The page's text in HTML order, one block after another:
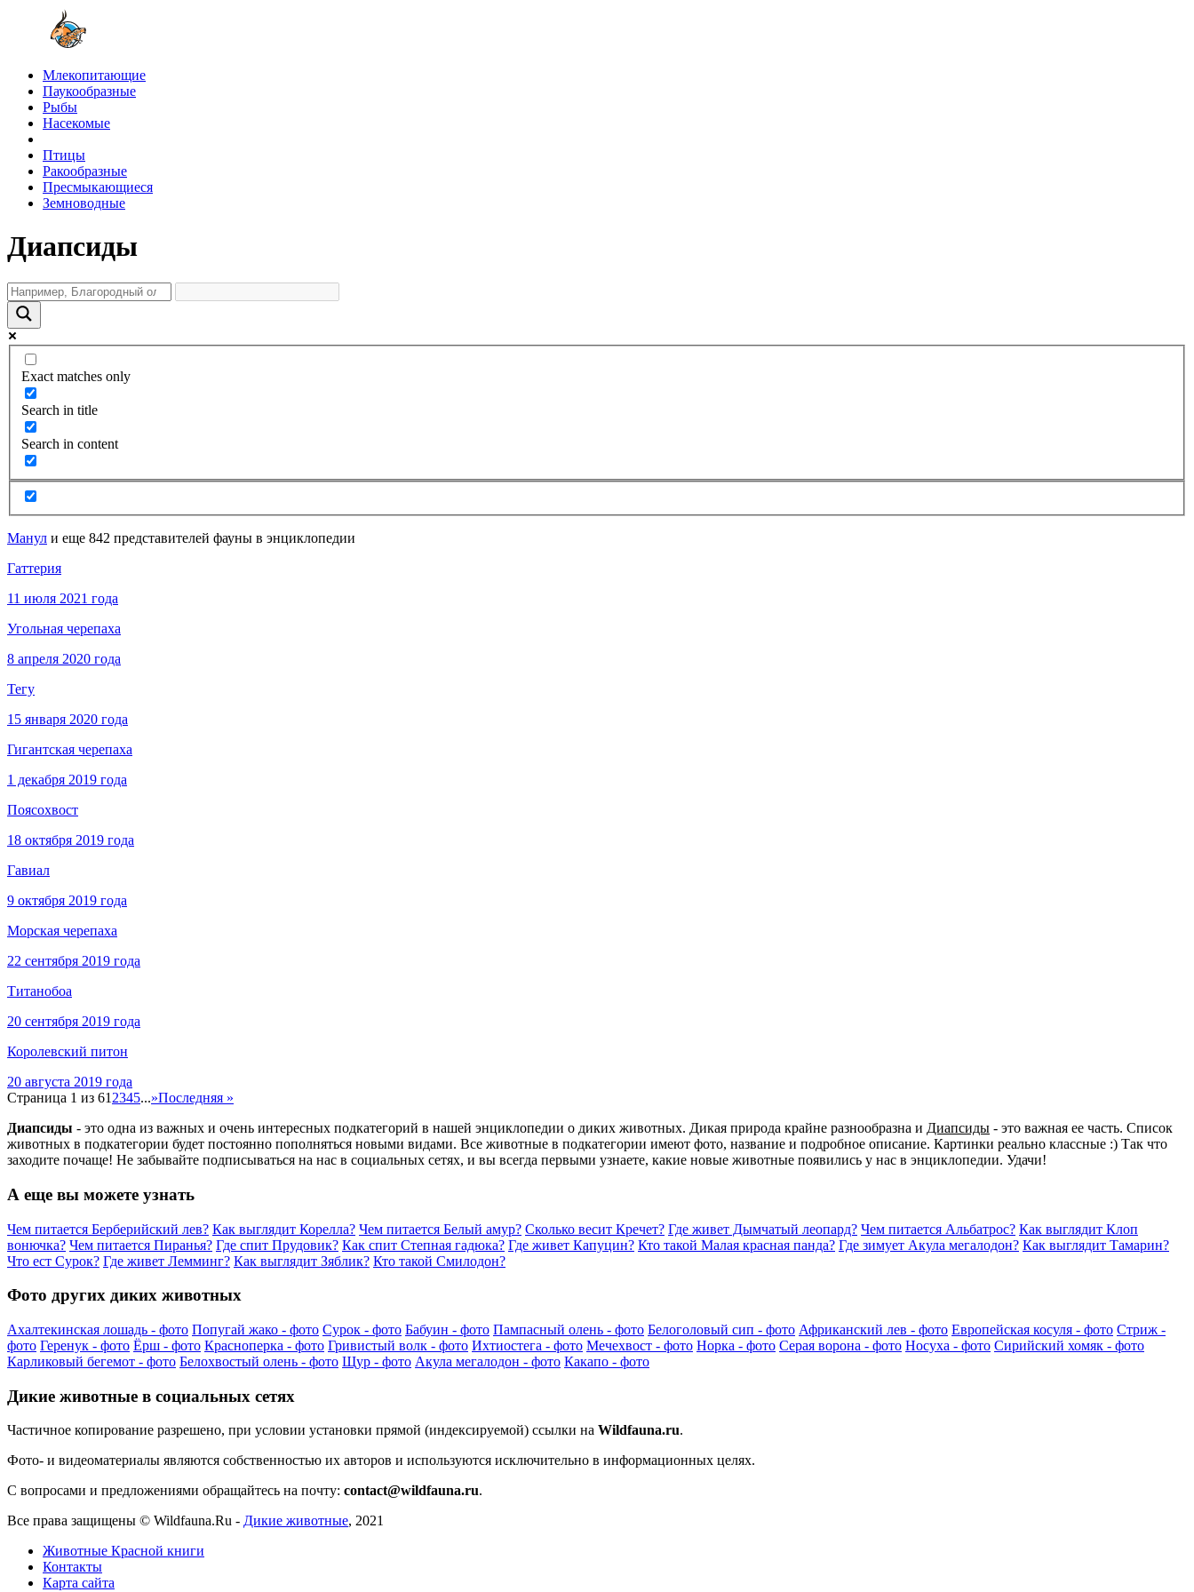
Млекопитающие
Паукообразные
Рыбы
Насекомые
Птицы
Ракообразные
Пресмыкающиеся
Земноводные
Диапсиды
Exact matches only
Search in title
Search in content
Манул и еще 842 представителей фауны в энциклопедии
Гаттерия
11 июля 2021 года
Угольная черепаха
8 апреля 2020 года
Тегу
15 января 2020 года
Гигантская черепаха
1 декабря 2019 года
Поясохвост
18 октября 2019 года
Гавиал
9 октября 2019 года
Морская черепаха
22 сентября 2019 года
Титанобоа
20 сентября 2019 года
Королевский питон
20 августа 2019 года
Страница 1 из 61 2345...»Последняя »
Диапсиды - это одна из важных и очень интересных подкатегорий в нашей энциклопедии о диких животных. Дикая природа крайне разнообразна и Диапсиды - это важная ее часть. Список
животных в подкатегории будет постоянно пополняться новыми видами. Все животные в подкатегории имеют фото, название и подробное описание. Картинки реально классные :) Так что
заходите почаще! Не забывайте подписываться на нас в социальных сетях, и вы всегда первыми узнаете, какие новые животные появились у нас в энциклопедии. Удачи!
А еще вы можете узнать
Чем питается Берберийский лев? Как выглядит Корелла? Чем питается Белый амур? Сколько весит Кречет? Где живет Дымчатый леопард? Чем питается Альбатрос? Как выглядит Клоп
вонючка? Чем питается Пиранья? Где спит Прудовик? Как спит Степная гадюка? Где живет Капуцин? Кто такой Малая красная панда? Где зимует Акула мегалодон? Как выглядит Тамарин?
Что ест Сурок? Где живет Лемминг? Как выглядит Зяблик? Кто такой Смилодон?
Фото других диких животных
Ахалтекинская лошадь - фото Попугай жако - фото Сурок - фото Бабуин - фото Пампасный олень - фото Белоголовый сип - фото Африканский лев - фото Европейская косуля - фото Стриж -
фото Геренук - фото Ёрш - фото Красноперка - фото Гривистый волк - фото Ихтиостега - фото Мечехвост - фото Норка - фото Серая ворона - фото Носуха - фото Сирийский хомяк - фото
Карликовый бегемот - фото Белохвостый олень - фото Щур - фото Акула мегалодон - фото Какапо - фото
Дикие животные в социальных сетях
Частичное копирование разрешено, при условии установки прямой (индексируемой) ссылки на Wildfauna.ru.
Фото- и видеоматериалы являются собственностью их авторов и используются исключительно в информационных целях.
С вопросами и предложениями обращайтесь на почту: contact@wildfauna.ru.
Все права защищены © Wildfauna.Ru - Дикие животные, 2021
Животные Красной книги
Контакты
Карта сайта